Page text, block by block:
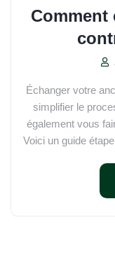
Comment
Échanger votre
simplifier le
également vous
Voici un guide